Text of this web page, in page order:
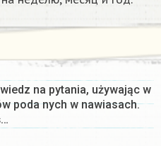
na pytania, używając w
poda nych w nawiasach.